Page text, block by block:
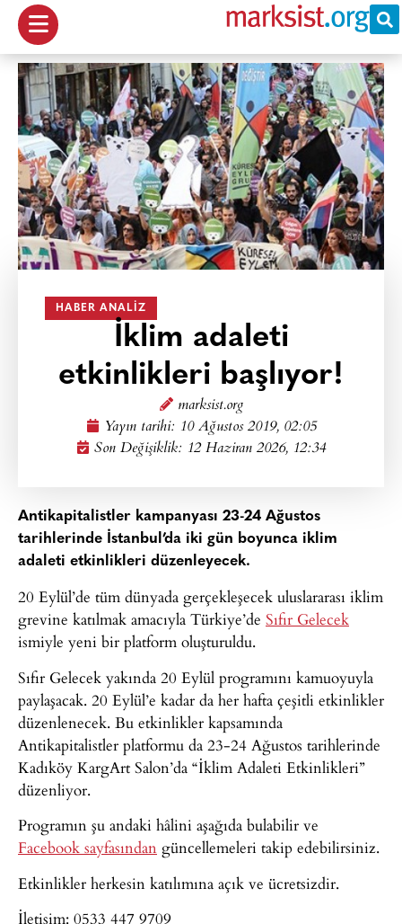
HABER ANALIZ
İklim adaleti
etkinlikleri başlıyor!
marksist.org
Yayın tarihi: 10 Ağustos 2019, 02:05
Son Değişiklik: 12 Haziran 2026, 12:34
Antikapitalistler kampanyası 23-24 Ağustos
tarihlerinde İstanbul’da iki gün boyunca iklim
adaleti etkinlikleri düzenleyecek.
20 Eylül’de tüm dünyada gerçekleşecek uluslararası iklim
grevine katılmak amacıyla Türkiye’de Sıfır Gelecek
ismiyle yeni bir platform oluşturuldu.
Sıfır Gelecek yakında 20 Eylül programını kamuoyuyla
paylaşacak. 20 Eylül’e kadar da her hafta çeşitli etkinlikler
düzenlenecek. Bu etkinlikler kapsamında
Antikapitalistler platformu da 23-24 Ağustos tarihlerinde
Kadıköy KargArt Salon’da “İklim Adaleti Etkinlikleri”
düzenliyor.
Programın şu andaki hâlini aşağıda bulabilir ve
Facebook sayfasından güncellemeleri takip edebilirsiniz.
Etkinlikler herkesin katılımına açık ve ücretsizdir.
İletişim: ‪0533 447 9709‬